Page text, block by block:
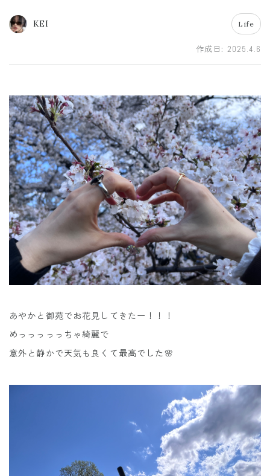
KEI Life
作成日: 2025.4.6
あやかと御苑でお花見してきたー！！！
めっっっっっちゃ綺麗で
意外と静かで天気も良くて最高でした🌸